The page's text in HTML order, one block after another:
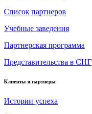
Список партнеров
Учебные заведения
Партнерская программа
Представительства в СНГ
Клиенты и партнеры
Истории успеха